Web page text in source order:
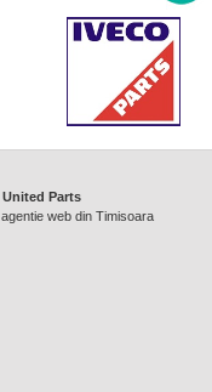
United Parts
agentie web din Timisoara